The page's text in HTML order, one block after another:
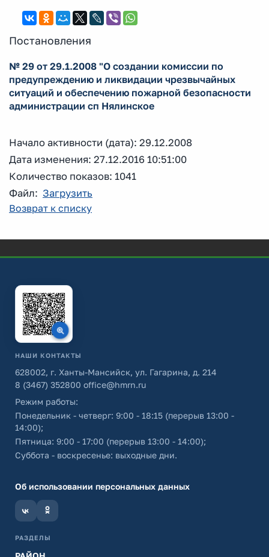
Постановления
№ 29 от 29.1.2008 "О создании комиссии по
предупреждению и ликвидации чрезвычайных
ситуаций и обеспечению пожарной безопасности
администрации сп Нялинское
Начало активности (дата): 29.12.2008
Дата изменения: 27.12.2016 10:51:00
Количество показов: 1041
Файл: Загрузить
Возврат к списку
НАШИ КОНТАКТЫ
628002, г. Ханты-Мансийск, ул. Гагарина, д. 214
8 (3467) 352800 office@hmrn.ru
Режим работы:
Понедельник - четверг: 9:00 - 18:15 (перерыв 13:00 -
14:00);
Пятница: 9:00 - 17:00 (перерыв 13:00 - 14:00);
Суббота - воскресенье: выходные дни.
Об использовании персональных данных
РАЗДЕЛЫ